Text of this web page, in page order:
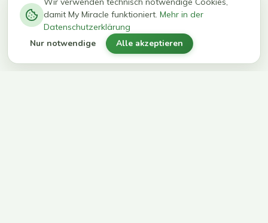
kg in 12
Wochen
erreichen
ihr Ziel
damit My Miracle funktioniert. Mehr in der
Datenschutzerklärung
Nur notwendige Alle akzeptieren